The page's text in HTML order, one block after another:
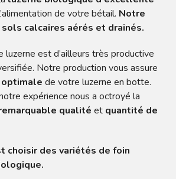
de votre bétail. Notre
calcaires aérés et drainés.
est d’ailleurs très productive
Notre production vous assure
de votre luzerne en botte.
expérience nous a octroyé la
qualité et quantité de
choisir des variétés de foin